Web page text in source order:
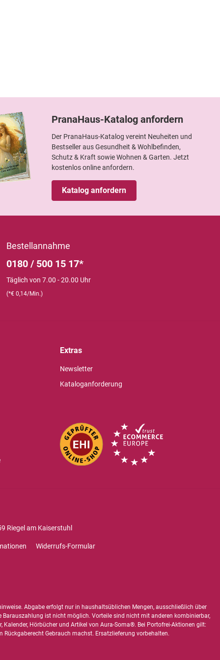
PranaHaus-Katalog anfordern
Der PranaHaus-Katalog vereint Neuheiten und
Bestseller aus Gesundheit & Wohlbefinden,
Schutz & Kraft sowie Wohnen & Garten. Jetzt
kostenlos online anfordern.
Katalog anfordern
Bestellannahme
0180 / 500 15 17*
Täglich von 7.00 - 20.00 Uhr
(*€ 0,14/Min.)
Extras
Newsletter
Kataloganforderung
Riegel am Kaiserstuhl
Widerrufs-Formular
. Abgabe erfolgt nur in haushaltsüblichen Mengen, ausschließlich über
ist nicht möglich. Vorteile sind nicht mit anderen kombinierbar,
Hörbücher und Artikel von Aura-Soma®. Bei Portofrei-Aktionen gilt:
Gebrauch machst. Ersatzlieferung vorbehalten.